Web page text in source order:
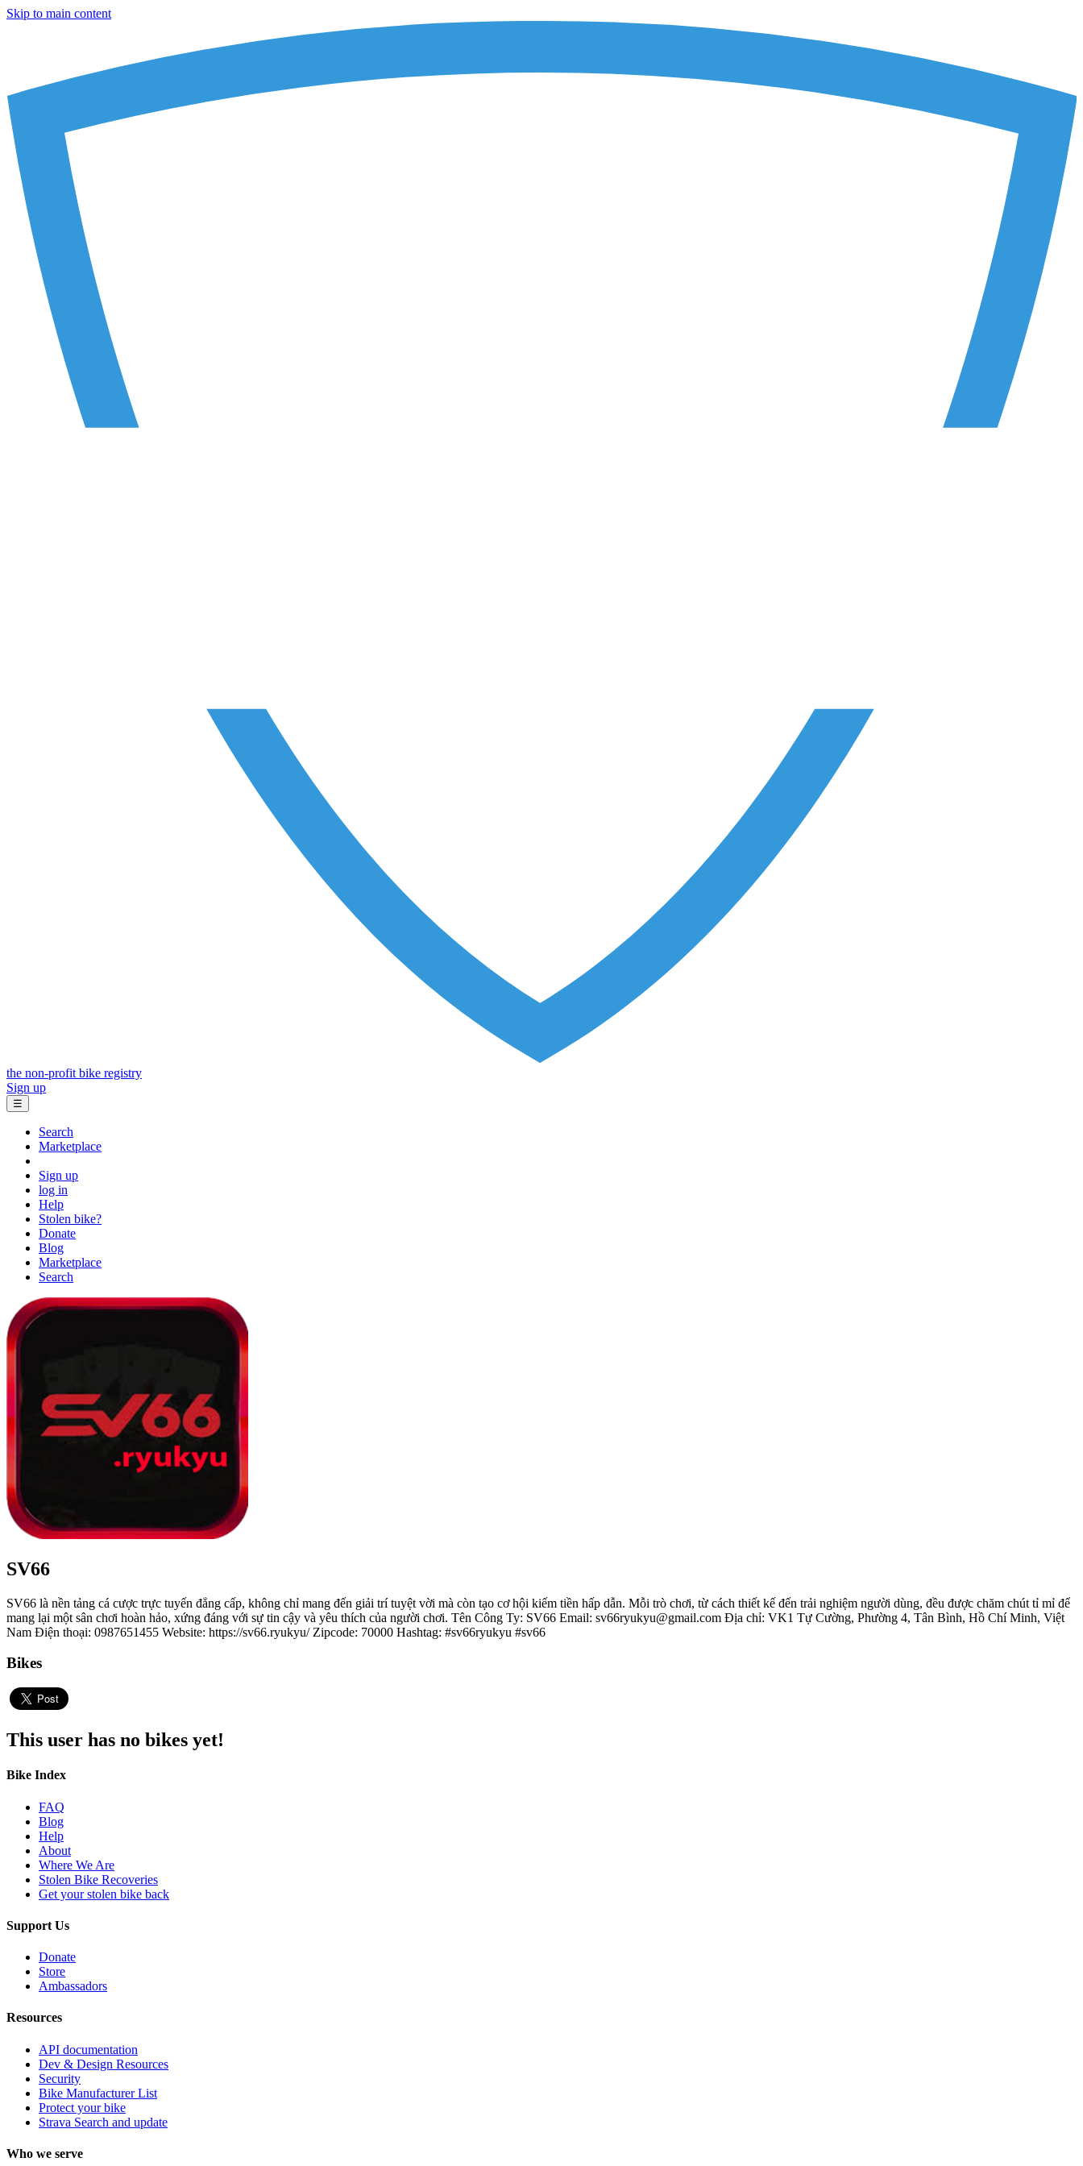
Skip to main content
the non-profit bike registry
Sign up
☰
Search
Marketplace
Sign up
log in
Help
Stolen bike?
Donate
Blog
Marketplace
Search
SV66
SV66 là nền tảng cá cược trực tuyến đẳng cấp, không chỉ mang đến giải trí tuyệt vời mà còn tạo cơ hội kiếm tiền hấp dẫn. Mỗi trò chơi, từ cách thiết kế đến trải nghiệm người dùng, đều được chăm chút tỉ mỉ để
mang lại một sân chơi hoàn hảo, xứng đáng với sự tin cậy và yêu thích của người chơi. Tên Công Ty: SV66 Email: sv66ryukyu@gmail.com Địa chỉ: VK1 Tự Cường, Phường 4, Tân Bình, Hồ Chí Minh, Việt
Nam Điện thoại: 0987651455 Website: https://sv66.ryukyu/ Zipcode: 70000 Hashtag: #sv66ryukyu #sv66
Bikes
This user has no bikes yet!
Bike Index
FAQ
Blog
Help
About
Where We Are
Stolen Bike Recoveries
Get your stolen bike back
Support Us
Donate
Store
Ambassadors
Resources
API documentation
Dev & Design Resources
Security
Bike Manufacturer List
Protect your bike
Strava Search and update
Who we serve